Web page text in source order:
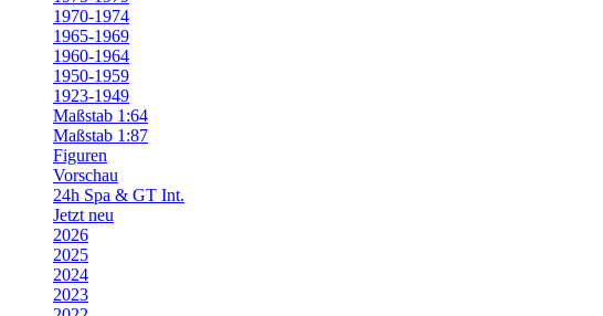
1970-1974
1965-1969
1960-1964
1950-1959
1923-1949
Maßstab 1:64
Maßstab 1:87
Figuren
Vorschau
24h Spa & GT Int.
Jetzt neu
2026
2025
2024
2023